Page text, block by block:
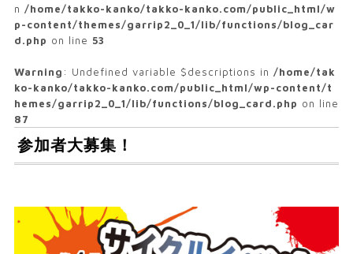
n /home/takko-kanko/takko-kanko.com/public_html/w
p-content/themes/garrip2_0_1/lib/functions/blog_car
d.php on line 53
Warning : Undefined variable $descriptions in /home/tak
ko-kanko/takko-kanko.com/public_html/wp-content/t
hemes/garrip2_0_1/lib/functions/blog_card.php on line
87
参加者大募集！